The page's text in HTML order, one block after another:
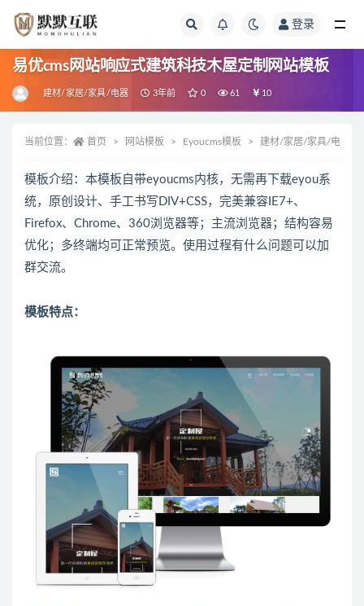
登录
易优cms网站响应式建筑科技木屋定制网站模板
建材/家居/家具/电器 3年前 0 61 10
当前位置： 首页 网站模板 Eyoucms模板 建材/家居/家具/电器
模板介绍：本模板自带eyoucms内核，无需再下载eyou系
统，原创设计、手工书写DIV+CSS，完美兼容IE7+、
Firefox、Chrome、360浏览器等；主流浏览器；结构容易
优化；多终端均可正常预览。使用过程有什么问题可以加
群交流。
模板特点：